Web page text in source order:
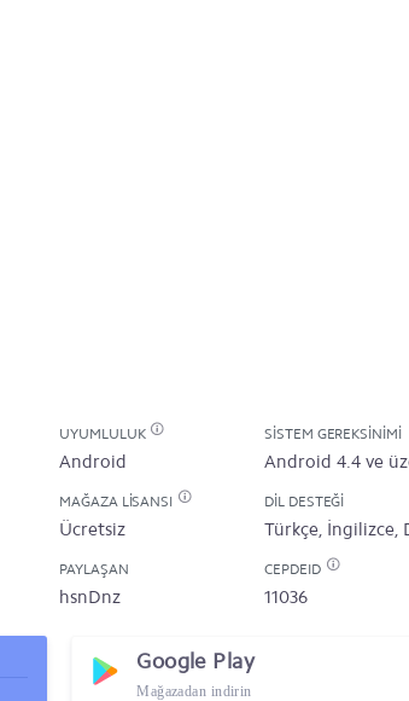
UYUMLULUK
Android
SISTEM GEREKSINIMI
Android 4.4 ve
MAĞAZA LISANSI
Ücretsiz
DIL DESTEĞI
Türkçe, İngilizce,
PAYLAŞAN
hsnDnz
CEPDEID
11036
Google Play
Mağazadan indirin